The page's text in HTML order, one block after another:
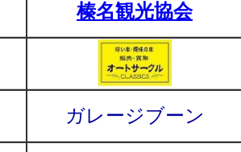
榛名観光協会
ガレージブーン